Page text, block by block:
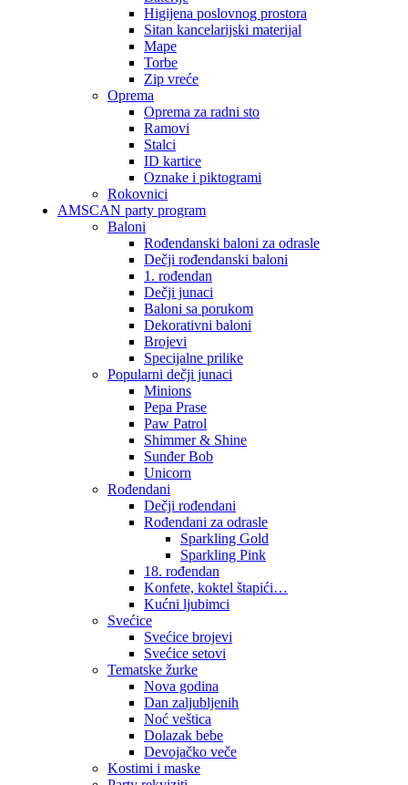
Higijena poslovnog prostora
Sitan kancelarijski materijal
Mape
Torbe
Zip vreće
Oprema
Oprema za radni sto
Ramovi
Stalci
ID kartice
Oznake i piktogrami
Rokovnici
AMSCAN party program
Baloni
Rođendanski baloni za odrasle
Dečji rođendanski baloni
1. rođendan
Dečji junaci
Baloni sa porukom
Dekorativni baloni
Brojevi
Specijalne prilike
Popularni dečji junaci
Minions
Pepa Prase
Paw Patrol
Shimmer & Shine
Sunđer Bob
Unicorn
Rođendani
Dečji rođendani
Rođendani za odrasle
Sparkling Gold
Sparkling Pink
18. rođendan
Konfete, koktel štapići…
Kućni ljubimci
Svećice
Svećice brojevi
Svećice setovi
Tematske žurke
Nova godina
Dan zaljubljenih
Noć veštica
Dolazak bebe
Devojačko veče
Kostimi i maske